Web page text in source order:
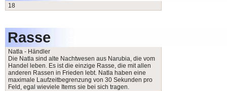
18
Rasse
Natla - Händler
Die Natla sind alte Nachtwesen aus Narubia, die vom
Handel leben. Es ist die einzige Rasse, die mit allen
anderen Rassen in Frieden lebt. Natla haben eine
maximale Laufzeitbegrenzung von 30 Sekunden pro
Feld, egal wieviele Items sie bei sich tragen.